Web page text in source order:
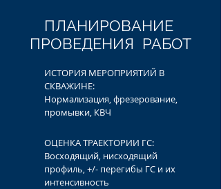
ПЛАНИРОВАНИЕ
ПРОВЕДЕНИЯ РАБОТ
ИСТОРИЯ МЕРОПРИЯТИЙ В
СКВАЖИНЕ:
Нормализация, фрезерование,
промывки, КВЧ
ОЦЕНКА ТРАЕКТОРИИ ГС:
Восходящий, нисходящий
профиль, +/- перегибы ГС и их
интенсивность